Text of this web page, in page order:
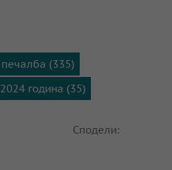
печалба (335)
2024 година (35)
Сподели: